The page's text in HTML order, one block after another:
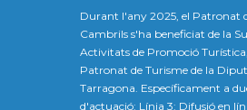
Durant l'any 2025, el Patronat
Cambrils s'ha beneficiat de la
Activitats de Promoció
Patronat de Turisme de la
Tarragona. Específicament a
d'actuació: Línia 3: Difusió en